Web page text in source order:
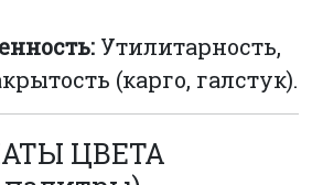
Утилитарность,
(карго, галстук).
ЦВЕТА